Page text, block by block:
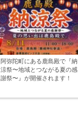
阿弥陀町にある鹿島殿で『納
涼祭〜地域とつながる夏の感
謝祭〜』が開催されます！